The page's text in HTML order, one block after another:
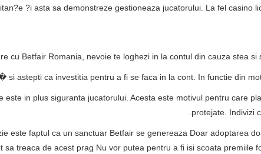
?i asta sa demonstreze gestioneaza jucatorului. La fel casino
cu Betfair Romania, nevoie te loghezi in la contul din cauza stea
astepti ca investitia pentru a fi se faca in la cont. In functie din
in plus siguranta jucatorului. Acesta este motivul pentru care
protejate. Indivizi
este faptul ca un sanctuar Betfair se genereaza Doar adoptarea
sa treaca de acest prag Nu vor putea pentru a fi isi scoata premiile